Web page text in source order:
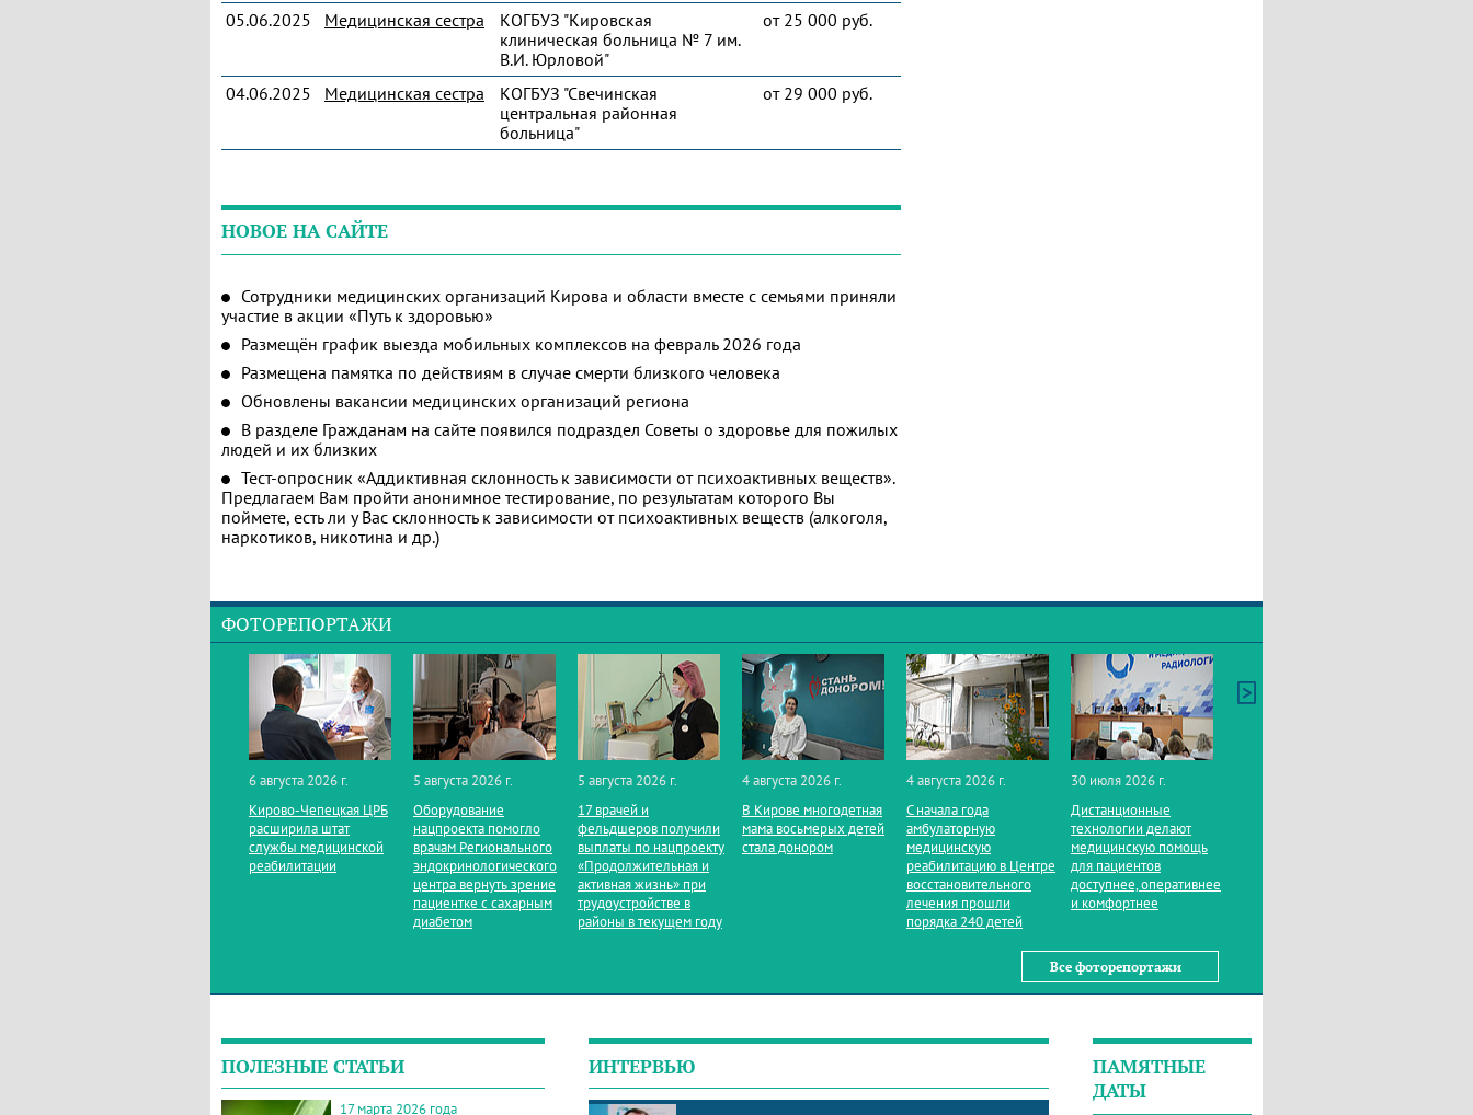
05.06.2025 Медицинская сестра
КОГБУЗ "Кировская
клиническая больница № 7 им.
В.И. Юрловой"
от 25 000 руб.
04.06.2025 Медицинская сестра
КОГБУЗ "Свечинская
центральная районная
больница"
от 29 000 руб.
НОВОЕ НА САЙТЕ
Сотрудники медицинских организаций Кирова и области вместе с семьями приняли
участие в акции «Путь к здоровью»
Размещён график выезда мобильных комплексов на февраль 2026 года
Размещена памятка по действиям в случае смерти близкого человека
Обновлены вакансии медицинских организаций региона
В разделе Гражданам на сайте появился подраздел Советы о здоровье для пожилых
людей и их близких
Тест-опросник «Аддиктивная склонность к зависимости от психоактивных веществ».
Предлагаем Вам пройти анонимное тестирование, по результатам которого Вы
поймете, есть ли у Вас склонность к зависимости от психоактивных веществ (алкоголя,
наркотиков, никотина и др.)
ФОТОРЕПОРТАЖИ
6 августа 2026 г.
Кирово‑Чепецкая ЦРБ
расширила штат
службы медицинской
реабилитации
5 августа 2026 г.
Оборудование
нацпроекта помогло
врачам Регионального
эндокринологического
центра вернуть зрение
пациентке с сахарным
диабетом
5 августа 2026 г.
17 врачей и
фельдшеров получили
выплаты по нацпроекту
«Продолжительная и
активная жизнь» при
трудоустройстве в
районы в текущем году
4 августа 2026 г.
В Кирове многодетная
мама восьмерых детей
стала донором
4 августа 2026 г.
С начала года
амбулаторную
медицинскую
реабилитацию в Центре
восстановительного
лечения прошли
порядка 240 детей
30 июля 2026 г.
Дистанционные
технологии делают
медицинскую помощь
для пациентов
доступнее, оперативнее
и комфортнее
Все фоторепортажи
ПОЛЕЗНЫЕ СТАТЬИ
17 марта 2026 года
ИНТЕРВЬЮ
ПАМЯТНЫЕ
ДАТЫ